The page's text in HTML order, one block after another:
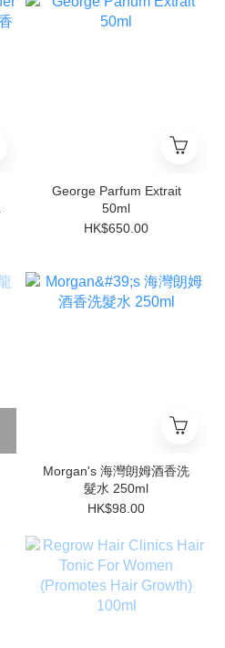
George Parfum Extrait
50ml
HK$650.00
Morgan's 海灣朗姆酒香洗
髮水 250ml
HK$98.00